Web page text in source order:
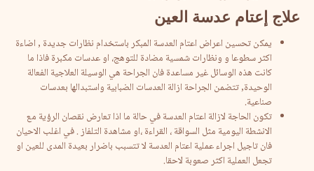
علاج إعتام عدسة العين
يمكن تحسين اعراض اعتام العدسة المبكر باستخدام نظارات جديدة , اضاءة
اكثر سطوعا و ونظارات شمسية مضادة للتوهج، او عدسات مكبرة فاذا ما
كانت هذه الوسائل غير مساعدة فان الجراحة هي الوسيلة العلاجية الفعالة
الوحيدة, تتضمن الجراحة ازالة العدسات الضبابية واستبدالها بعدسات
صناعية.
تكون الحاجة لازالة اعتام العدسة في حالة ما اذا تعارض نقصان الرؤية مع
الانشطة اليومية مثل السواقة ، القراءة ،او مشاهدة التلفاز . في اغلب الاحيان
فان تاجيل اجراء عملية اعتام العدسة لا تتسبب باضرار بعيدة المدى للعين او
تجعل العملية اكثر صعوبة لاحقا.